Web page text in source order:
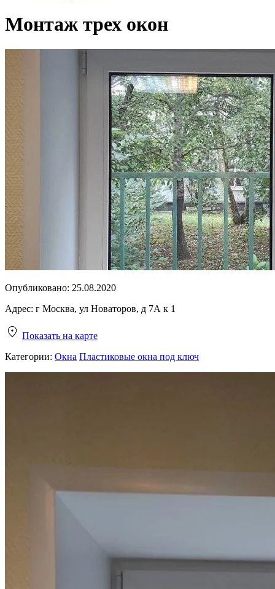
Монтаж трех окон
Опубликовано: 25.08.2020
Адрес: г Москва, ул Новаторов, д 7А к 1
Показать на карте
Категории: Окна Пластиковые окна под ключ